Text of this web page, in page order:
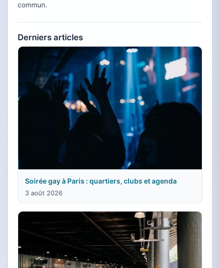
commun.
Derniers articles
Soirée gay à Paris : quartiers, clubs et agenda
3 août 2026